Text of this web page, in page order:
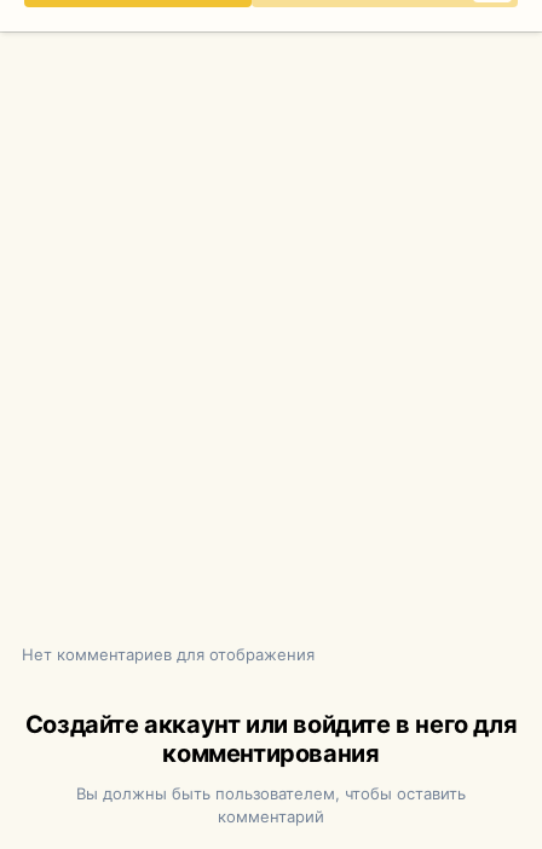
Нет комментариев для отображения
Создайте аккаунт или войдите в него для
комментирования
Вы должны быть пользователем, чтобы оставить
комментарий